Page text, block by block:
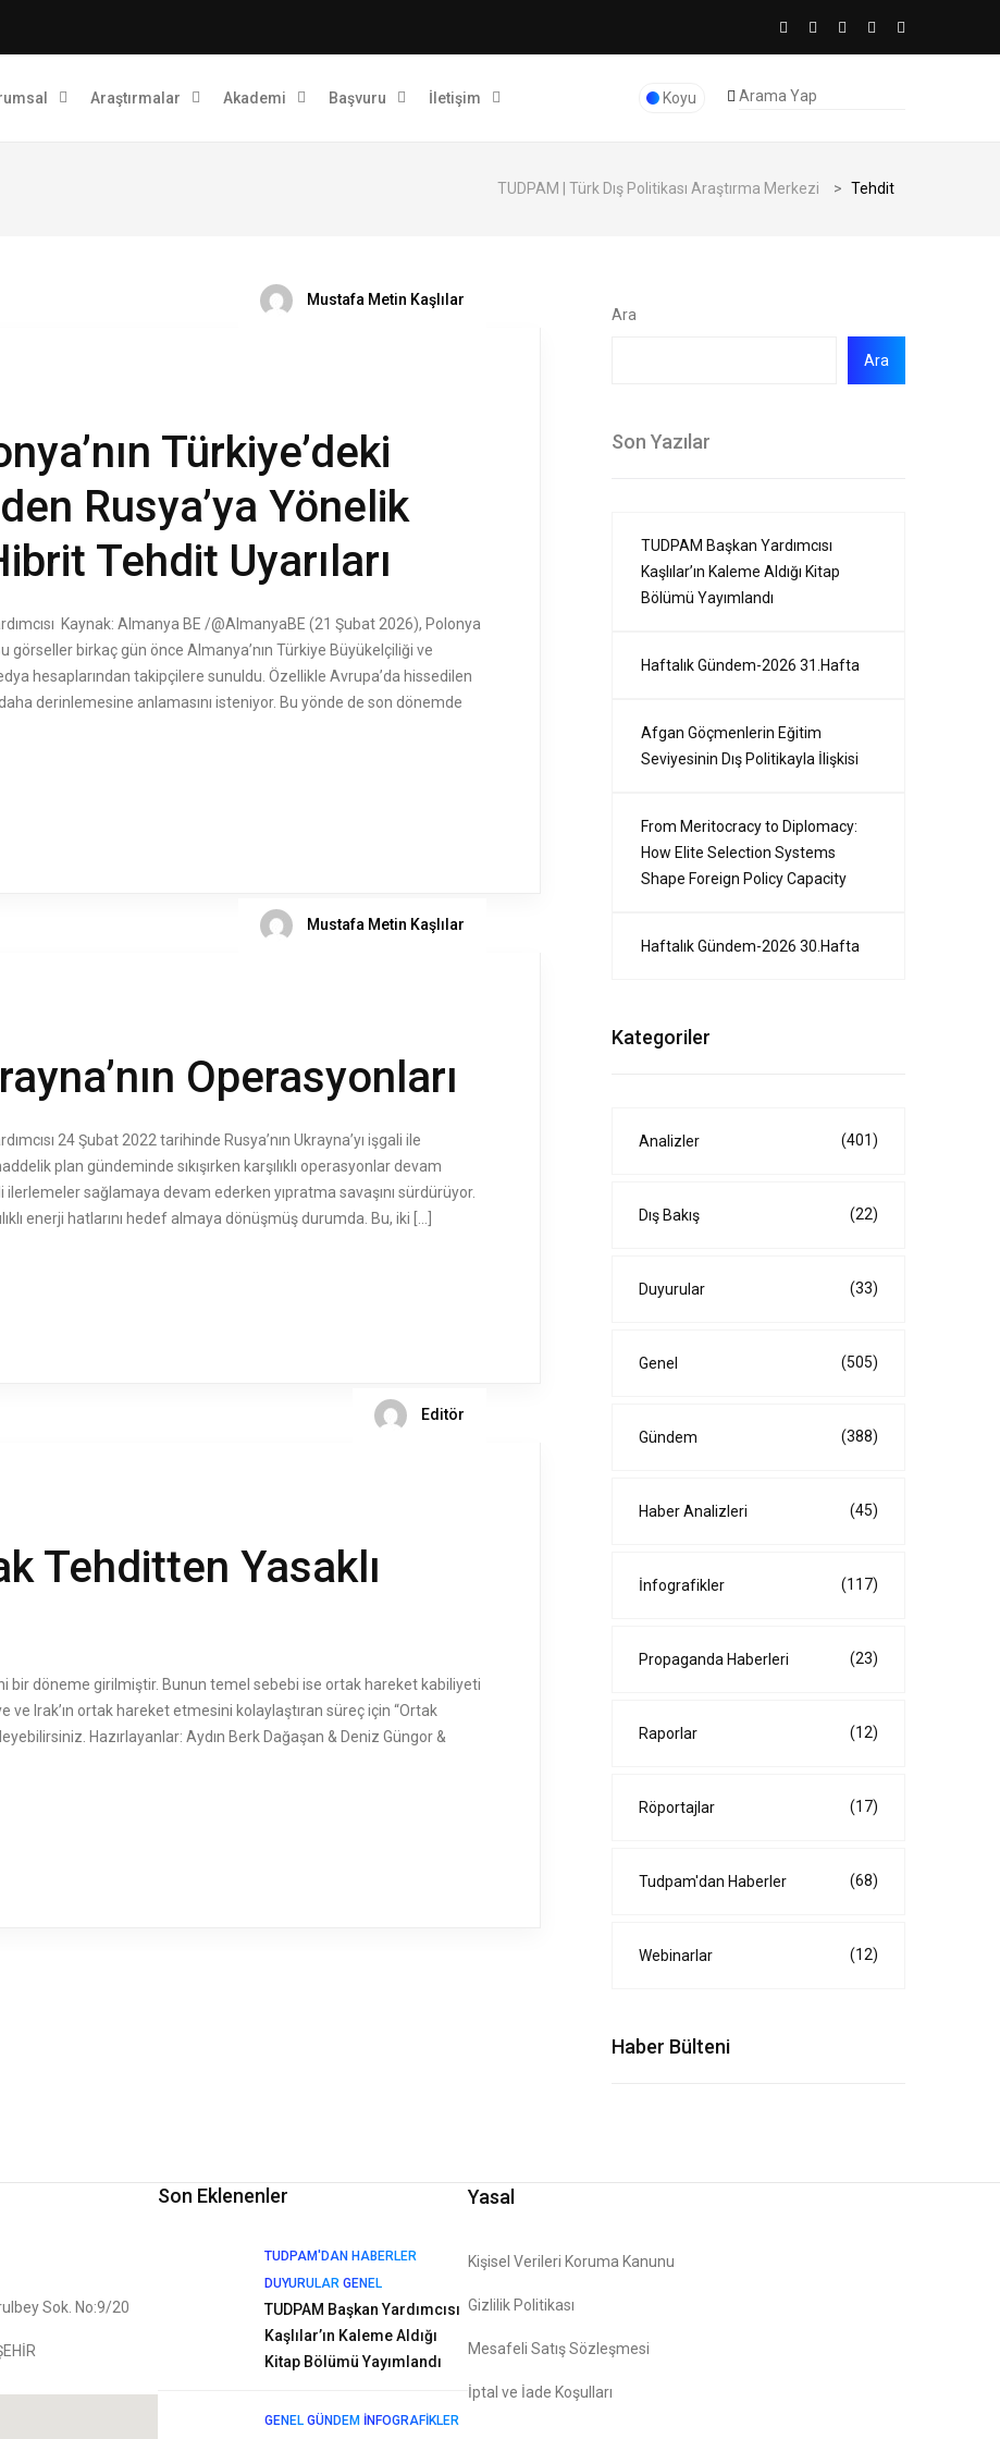
Araştırmalar Akademi Başvuru İletişim Koyu
TUDPAM | Türk Dış Politikası Araştırma Merkezi > Tehdit
Mustafa Metin Kaşlılar
Türkiye’deki
Rusya’ya Yönelik
Tehdit Uyarıları
Kaynak: Almanya BE /@AlmanyaBE (21 Şubat 2026), Polonya
görseller birkaç gün önce Almanya’nın Türkiye Büyükelçiliği ve
hesaplarından takipçilere sunuldu. Özellikle Avrupa’da hissedilen
derinlemesine anlamasını isteniyor. Bu yönde de son dönemde
Mustafa Metin Kaşlılar
Operasyonları
24 Şubat 2022 tarihinde Rusya’nın Ukrayna’yı işgali ile
plan gündeminde sıkışırken karşılıklı operasyonlar devam
sağlamaya devam ederken yıpratma savaşını sürdürüyor.
enerji hatlarını hedef almaya dönüşmüş durumda. Bu, iki […]
Editör
Tehditten Yasaklı
bir döneme girilmiştir. Bunun temel sebebi ise ortak hareket kabiliyeti
ve Irak’ın ortak hareket etmesini kolaylaştıran süreç için “Ortak
Hazırlayanlar: Aydın Berk Dağaşan & Deniz Güngor &
Ara
Ara
Son Yazılar
TUDPAM Başkan Yardımcısı
Kaşlılar’ın Kaleme Aldığı Kitap
Bölümü Yayımlandı
Haftalık Gündem-2026 31.Hafta
Afgan Göçmenlerin Eğitim
Seviyesinin Dış Politikayla İlişkisi
From Meritocracy to Diplomacy:
How Elite Selection Systems
Shape Foreign Policy Capacity
Haftalık Gündem-2026 30.Hafta
Kategoriler
Analizler (401)
Dış Bakış (22)
Duyurular (33)
Genel (505)
Gündem (388)
Haber Analizleri (45)
İnfografikler (117)
Propaganda Haberleri (23)
Raporlar (12)
Röportajlar (17)
Tudpam'dan Haberler (68)
Webinarlar (12)
Haber Bülteni
Sok. No:9/20
Son Eklenenler
TUDPAM'DAN HABERLER
DUYURULAR GENEL
TUDPAM Başkan Yardımcısı
Kaşlılar’ın Kaleme Aldığı
Kitap Bölümü Yayımlandı
GENEL GÜNDEM İNFOGRAFIKLER
Yasal
Kişisel Verileri Koruma Kanunu
Gizlilik Politikası
Mesafeli Satış Sözleşmesi
İptal ve İade Koşulları